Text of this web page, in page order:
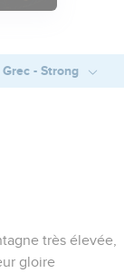
- Strong
très élevée,
gloire